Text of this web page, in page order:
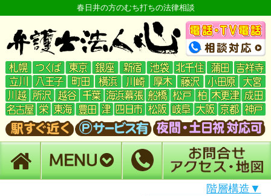
春日井の方のむち打ちの法律相談
階層構造▼